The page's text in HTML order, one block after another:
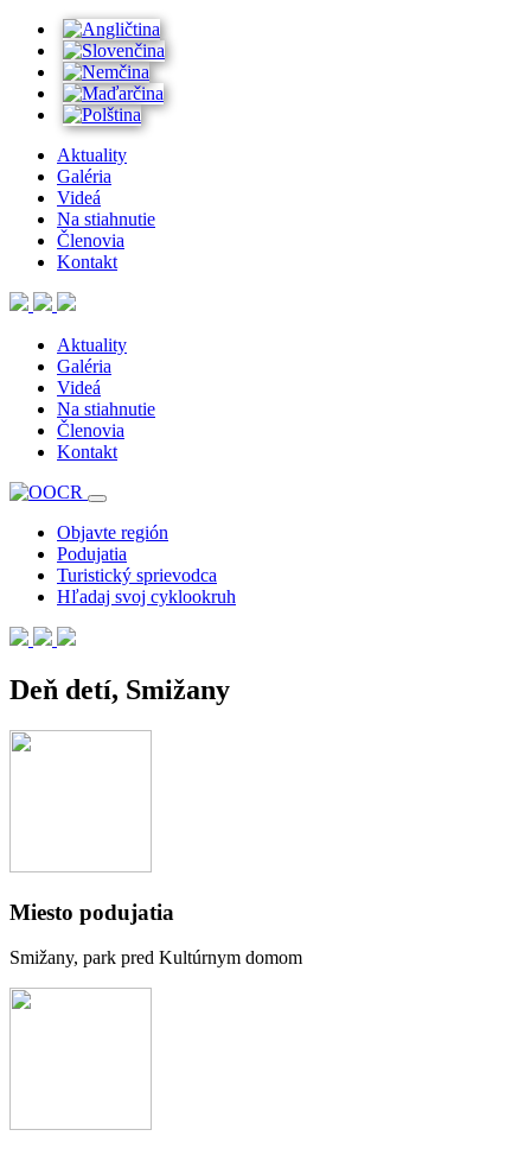
Aktuality
Galéria
Videá
Na stiahnutie
Členovia
Kontakt
Aktuality
Galéria
Videá
Na stiahnutie
Členovia
Kontakt
Objavte región
Podujatia
Turistický sprievodca
Hľadaj svoj cyklookruh
Deň detí, Smižany
Miesto podujatia
Smižany, park pred Kultúrnym domom